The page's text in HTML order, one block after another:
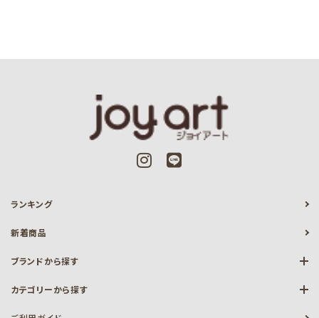
ランキング
新着商品
ブランドから探す
カテゴリーから探す